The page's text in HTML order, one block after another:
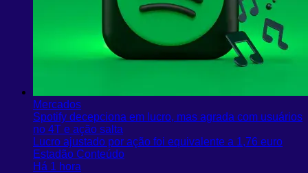
Mercados
Spotify decepciona em lucro, mas agrada com usuários
no 4T e ação salta
Lucro ajustado por ação foi equivalente a 1,76 euro
Estadão Conteúdo
Há 1 hora